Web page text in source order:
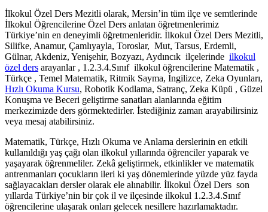
İlkokul Özel Ders Mezitli olarak, Mersin’in tüm ilçe ve semtlerinde
İlkokul Öğrencilerine Özel Ders anlatan öğretmenlerimiz
Türkiye’nin en deneyimli öğretmenleridir. İlkokul Özel Ders Mezitli,
Silifke, Anamur, Çamlıyayla, Toroslar, Mut, Tarsus, Erdemli,
Gülnar, Akdeniz, Yenişehir, Bozyazı, Aydıncık ilçelerinde ilkokul
özel ders arayanlar , 1.2.3.4.Sınıf ilkokul öğrencilerine Matematik ,
Türkçe , Temel Matematik, Ritmik Sayma, İngilizce, Zeka Oyunları,
Hızlı Okuma Kursu, Robotik Kodlama, Satranç, Zeka Küpü , Güzel
Konuşma ve Beceri geliştirme sanatları alanlarında eğitim
merkezimizde ders görmektedirler. İstediğiniz zaman arayabilirsiniz
veya mesaj atabilirsiniz.
Matematik, Türkçe, Hızlı Okuma ve Anlama derslerinin en etkili
kullanıldığı yaş çağı olan ilkokul yıllarında öğrenciler yaparak ve
yaşayarak öğrenmeliler. Zekâ geliştirmek, etkinlikler ve matematik
antrenmanları çocukların ileri ki yaş dönemlerinde yüzde yüz fayda
sağlayacakları dersler olarak ele alınabilir. İlkokul Özel Ders son
yıllarda Türkiye’nin bir çok il ve ilçesinde ilkokul 1.2.3.4.Sınıf
öğrencilerine ulaşarak onları gelecek nesillere hazırlamaktadır.